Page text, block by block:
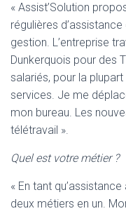
« Assist’Solution
régulières
gestion. L’entreprise
Dunkerquois pour des
salariés, pour la
services. Je me
mon bureau. Les
télétravail ».
Quel est votre métier ?
« En tant
deux métiers en un.